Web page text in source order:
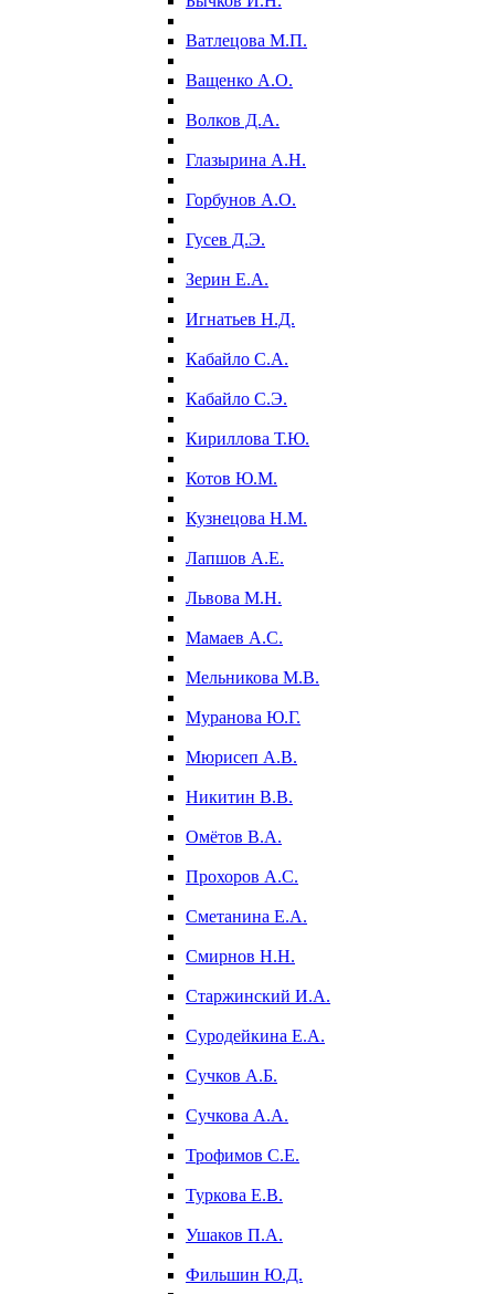
Ватлецова М.П.
Ващенко А.О.
Волков Д.А.
Глазырина А.Н.
Горбунов А.О.
Гусев Д.Э.
Зерин Е.А.
Игнатьев Н.Д.
Кабайло С.А.
Кабайло С.Э.
Кириллова Т.Ю.
Котов Ю.М.
Кузнецова Н.М.
Лапшов А.Е.
Львова М.Н.
Мамаев А.С.
Мельникова М.В.
Муранова Ю.Г.
Мюрисеп А.В.
Никитин В.В.
Омётов В.А.
Прохоров А.С.
Сметанина Е.А.
Смирнов Н.Н.
Старжинский И.А.
Суродейкина Е.А.
Сучков А.Б.
Сучкова А.А.
Трофимов С.Е.
Туркова Е.В.
Ушаков П.А.
Фильшин Ю.Д.